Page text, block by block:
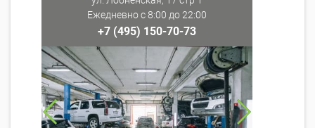
Ежедневно с 8:00 до 22:00
+7 (495) 150-70-73